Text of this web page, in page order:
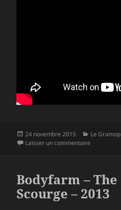
Publié
le
24 novembre 2015 Catégories
Le
Laisser un commentaire
Bodyfarm – The
Scourge – 2013